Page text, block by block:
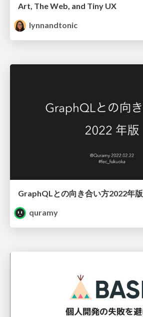
Art, The Web, and Tiny UX
lynnandtonic
GraphQLとの向き合い方2022年版
quramy